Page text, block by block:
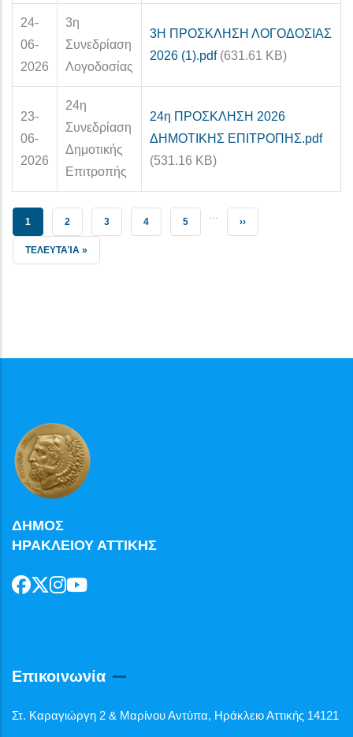
24-
06-
2026
3η
Συνεδρίαση
Λογοδοσίας
3Η ΠΡΟΣΚΛΗΣΗ ΛΟΓΟΔΟΣΙΑΣ
2026 (1).pdf (631.61 KB)
23-
06-
2026
24η
Συνεδρίαση
Δημοτικής
Επιτροπής
24η ΠΡΟΣΚΛΗΣΗ 2026
ΔΗΜΟΤΙΚΗΣ ΕΠΙΤΡΟΠΗΣ.pdf
(531.16 KB)
CURRENT PAGE
1 PAGE
2 PAGE
3 PAGE
4 PAGE
5
… NEXT PAGE
››
LAST PAGE
ΤΕΛΕΥΤΑΊΑ »
ΔΗΜΟΣ
ΗΡΑΚΛΕΙΟΥ ΑΤΤΙΚΗΣ
Επικοινωνία
Στ. Καραγιώργη 2 & Μαρίνου Αντύπα, Ηράκλειο Αττικής 14121